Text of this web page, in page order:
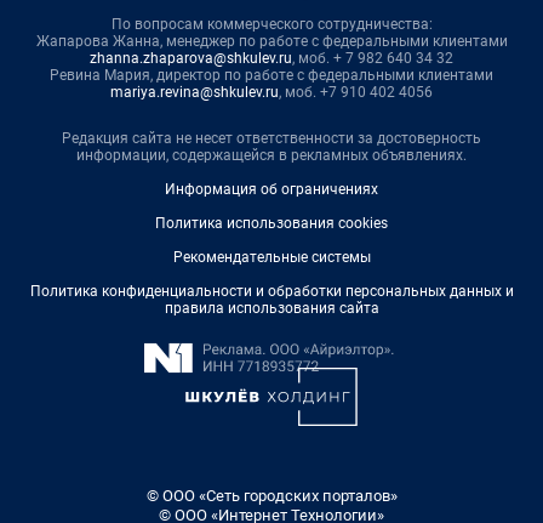
По вопросам коммерческого сотрудничества:
Жапарова Жанна, менеджер по работе с федеральными клиентами
zhanna.zhaparova@shkulev.ru, моб. + 7 982 640 34 32
Ревина Мария, директор по работе с федеральными клиентами
mariya.revina@shkulev.ru, моб. +7 910 402 4056
Редакция сайта не несет ответственности за достоверность
информации, содержащейся в рекламных объявлениях.
Информация об ограничениях
Политика использования cookies
Рекомендательные системы
Политика конфиденциальности и обработки персональных данных и
правила использования сайта
© ООО «Сеть городских порталов»
© ООО «Интернет Технологии»